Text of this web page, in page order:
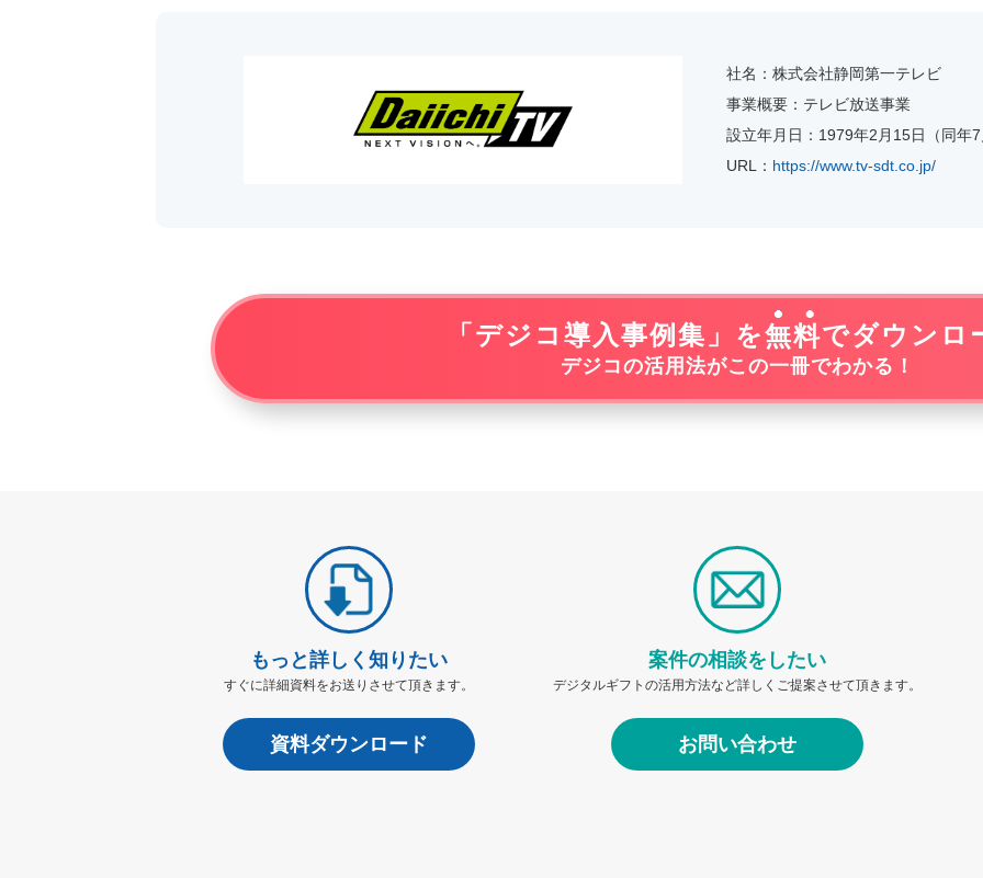
社名：株式会社静岡第一テレビ
事業概要：テレビ放送事業
設立年月日：1979年2月15日（同年
URL： https://www.tv-sdt.co.jp/
「デジコ導入事例集」を無料でダウンロ
デジコの活用法がこの一冊でわかる！
もっと詳しく知りたい
すぐに詳細資料をお送りさせて頂きます。
資料ダウンロード
案件の相談をしたい
デジタルギフトの活用方法など詳しくご提案させて頂きます。
お問い合わせ